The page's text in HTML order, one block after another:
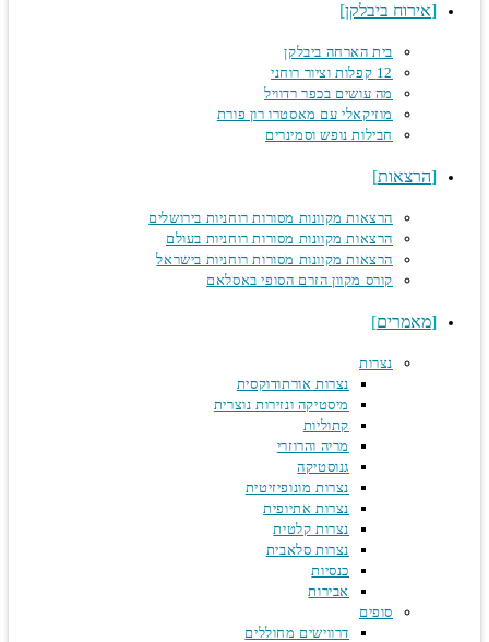
אירוח ביבלקן
בית הארחה ביבלקן
מה עושים בכפר רדוויל
מוזיקאלי עם מאסטרו רון פורת
חבילות נופש וסמינרים
הרצאות
הרצאות מקוונות מסורות רוחניות בירושלים
הרצאות מקוונות מסורות רוחניות בעולם
הרצאות מקוונות מסורות רוחניות בישראל
קורס מקוון הזרם הסופי באסלאם
מאמרים
נצרות
נצרות אורתודוקסית
מיסטיקה ונזירות נוצרית
קתוליות
מריה והרוזרי
גנוסטיקה
נצרות מונופיזיטית
נצרות אתיופית
נצרות קלטית
נצרות סלאבית
כנסיות
אבירות
סופים
דרווישים מחוללים